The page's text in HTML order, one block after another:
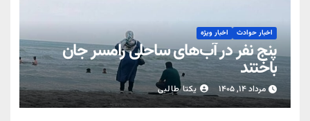
اخبار حوادث اخبار ویژه
پنج نفر در آب‌های ساحلی رامسر جان
باختند
مرداد ۱۴, ۱۴۰۵ یکتا طالبی